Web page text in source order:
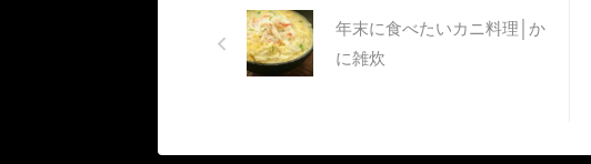
年末に食べたいカニ料理│か
に雑炊